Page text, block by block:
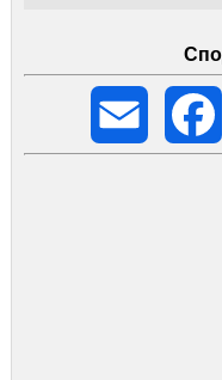
Email